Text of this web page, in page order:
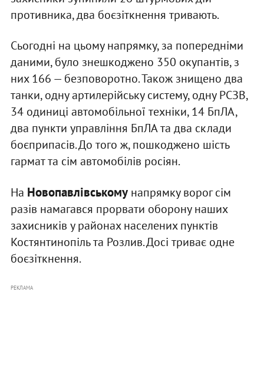
противника, два боєзіткнення тривають.
Сьогодні на цьому напрямку, за попередніми
даними, було знешкоджено 350 окупантів, з
них 166 — безповоротно. Також знищено два
танки, одну артилерійську систему, одну РСЗВ,
34 одиниці автомобільної техніки, 14 БпЛА,
два пункти управління БпЛА та два склади
боєприпасів. До того ж, пошкоджено шість
гармат та сім автомобілів росіян.
На Новопавлівськомунапрямку ворог сім
разів намагався прорвати оборону наших
захисників у районах населених пунктів
Костянтинопіль та Розлив. Досі триває одне
боєзіткнення.
РЕКЛАМА